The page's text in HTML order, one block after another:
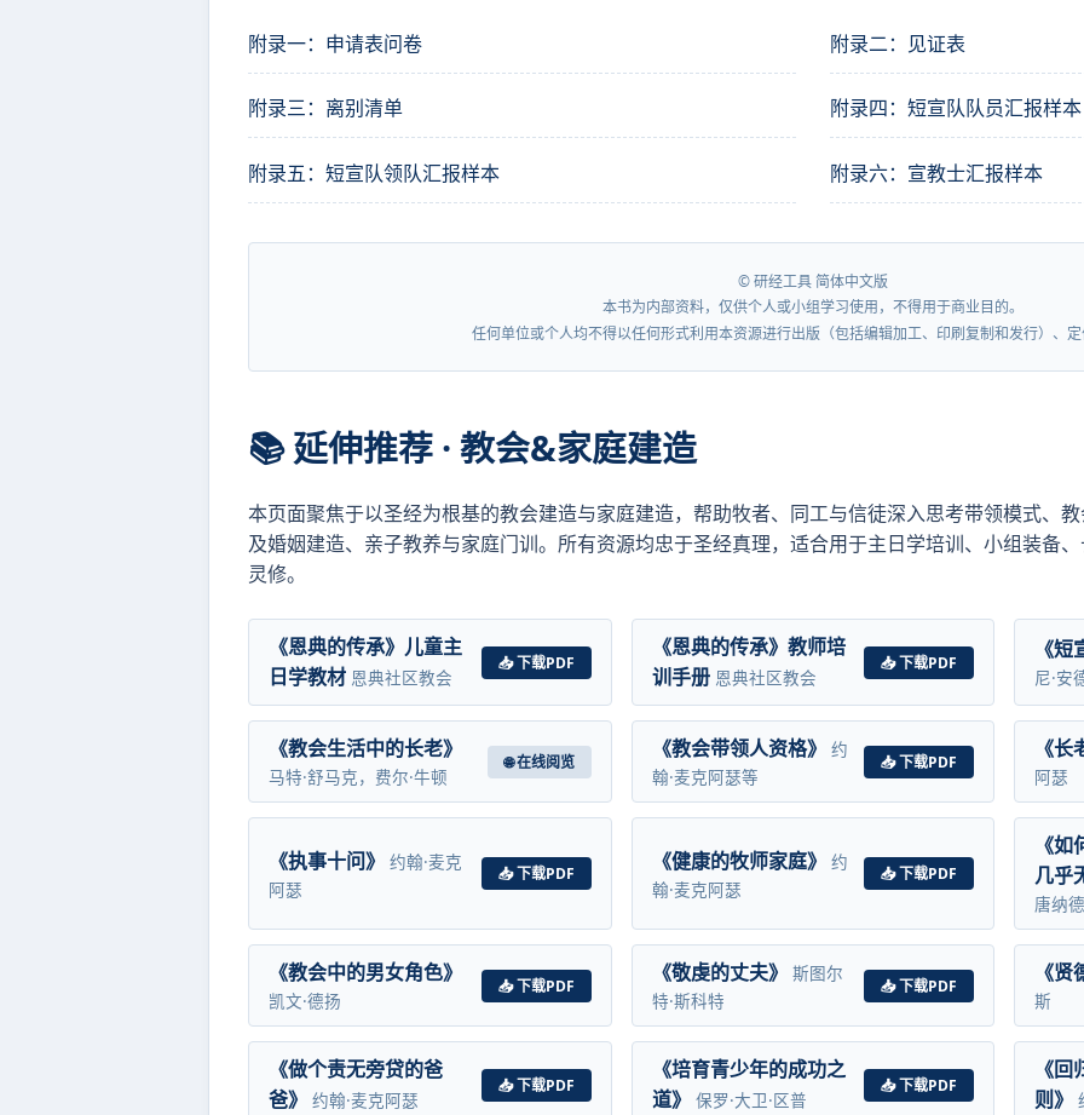
附录一：申请表问卷 附录二：见证表
附录三：离别清单 附录四：短宣队队员汇报样本
附录五：短宣队领队汇报样本 附录六：宣教士汇报样本
© 研经工具 简体中文版
本书为内部资料，仅供个人或小组学习使用，不得用于商业目的。
任何单位或个人均不得以任何形式利用本资源进行出版（包括编辑加工、印刷复制和发行）、定
📚 延伸推荐 · 教会&家庭建造
本页面聚焦于以圣经为根基的教会建造与家庭建造，帮助牧者、同工与信徒深入思考带领模式、
及婚姻建造、亲子教养与家庭门训。所有资源均忠于圣经真理，适合用于主日学培训、小组装备
灵修。
《恩典的传承》儿童主
日学教材 恩典社区教会
📥 下载PDF
《恩典的传承》教师培
训手册 恩典社区教会
📥 下载PDF 《短
尼·安
《教会生活中的长老》
马特·舒马克，费尔·牛顿
🌐 在线阅览 《教会带领人资格》
约
翰·麦克阿瑟等
📥 下载PDF 《长
阿瑟
《执事十问》
约翰·麦克
阿瑟
📥 下载PDF 《健康的牧师家庭》
约
翰·麦克阿瑟
📥 下载PDF
《
几乎
唐纳
《教会中的男女角色》
凯文·德扬
📥 下载PDF 《敬虔的丈夫》
斯图尔
特·斯科特
📥 下载PDF 《贤
斯
《做个责无旁贷的爸
爸》
约翰·麦克阿瑟
📥 下载PDF
《培育青少年的成功之
道》
保罗·大卫·区普
📥 下载PDF
《
则》